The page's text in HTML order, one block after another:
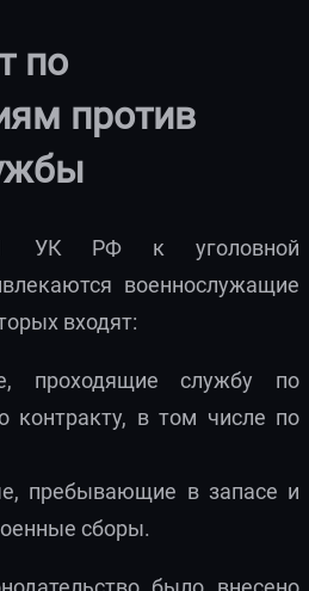
по
против
УК РФ к уголовной
военнослужащие
входят:
проходящие службу по
контракту, в том числе по
пребывающие в запасе и
сборы.